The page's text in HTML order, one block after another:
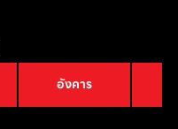
อังคาร